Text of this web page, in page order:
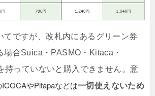
ですが、改札内にあるグリーン券
場合Suica・PASMO・Kitaca・
持っていないと購入できません。意
やPitapaなどは一切使えないため